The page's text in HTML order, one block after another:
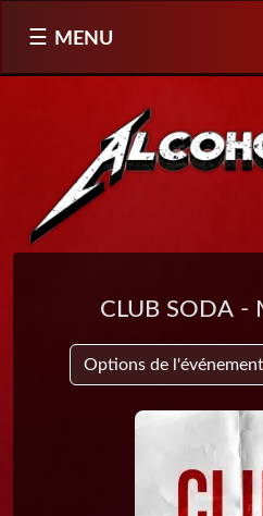
Club Soda
Options de l'événement
MENU